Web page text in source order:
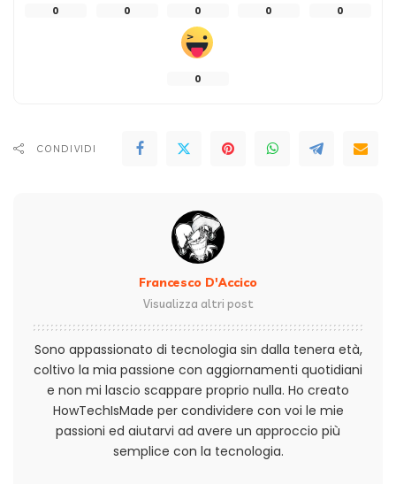
0 0 0 0 0
0
CONDIVIDI
Francesco D'Accico
Visualizza altri post
Sono appassionato di tecnologia sin dalla tenera età,
coltivo la mia passione con aggiornamenti quotidiani
e non mi lascio scappare proprio nulla. Ho creato
HowTechIsMade per condividere con voi le mie
passioni ed aiutarvi ad avere un approccio più
semplice con la tecnologia.